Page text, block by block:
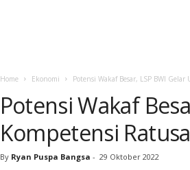
Home Ekonomi Potensi Wakaf Besar, LSP BWI
Potensi Wakaf
Kompetensi
By Ryan Puspa Bangsa - 29 Oktober 2022